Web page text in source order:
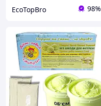
EcoTopBro 98%